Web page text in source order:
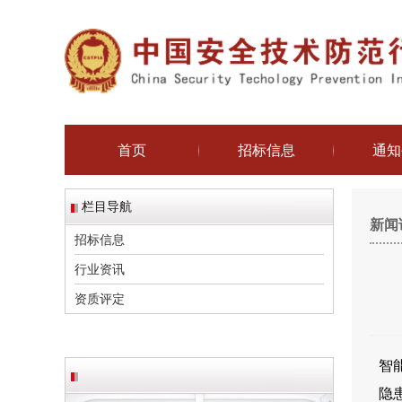
首页 招标信息 通
栏目导航
招标信息
行业资讯
资质评定
新闻
智
隐